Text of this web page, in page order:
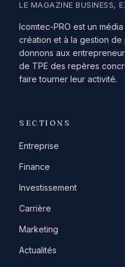
LE MAGAZINE BUSINESS,
Icomtec-PRO est un
création et à la gestion
donnons aux
de TPE des repères
faire tourner leur activité.
SECTIONS
Entreprise
Finance
Investissement
Carrière
Marketing
Actualités